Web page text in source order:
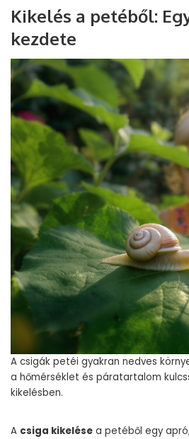
Kikelés a petéből:
kezdete
A csigák petéi gyakran nedves
a hőmérséklet és páratartalom
kikelésben.
A csiga kikelése a petéből egy